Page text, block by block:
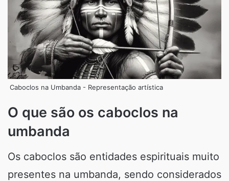
Caboclos na Umbanda - Representação artística
O que são os caboclos na
umbanda
Os caboclos são entidades espirituais muito
presentes na umbanda, sendo considerados